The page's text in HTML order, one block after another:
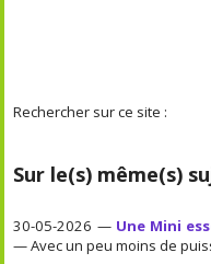
Rechercher sur ce site :
Sur le(s) même(s)
30-05-2026 — Une Mini
— Avec un peu moins de